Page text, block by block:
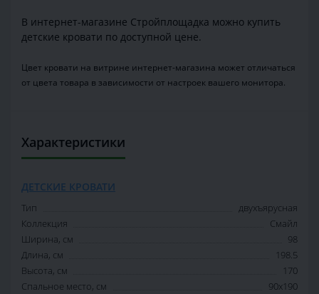
В интернет-магазине Стройплощадка можно купить
детские кровати по доступной цене.
Цвет кровати на витрине интернет-магазина может отличаться
от цвета товара в зависимости от настроек вашего монитора.
Характеристики
ДЕТСКИЕ КРОВАТИ
Тип
двухъярусная
Коллекция
Смайл
Ширина, см
98
Длина, см
198.5
Высота, см
170
Спальное место, см
90x190